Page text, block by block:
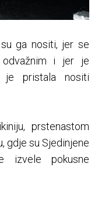
ga nositi, jer se
odvažnim i jer je
je pristala nositi
prstenastom
gdje su Sjedinjene
izvele pokusne